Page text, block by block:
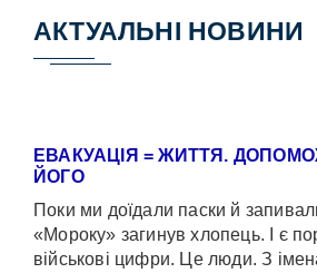
АКТУАЛЬНІ НОВИНИ
ЕВАКУАЦІЯ = ЖИТТЯ.
ЙОГО
Поки ми доїдали паски й
«Мороку» загинув хлопець. І є
військові цифри. Це люди. З